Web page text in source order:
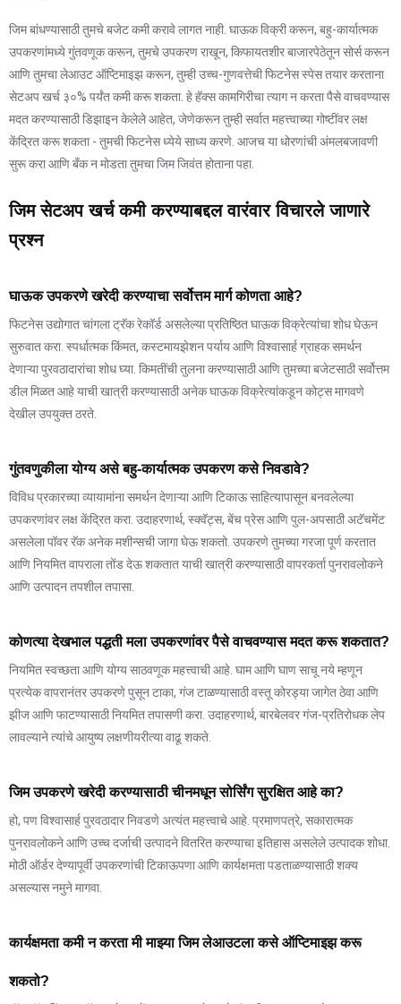
जिम बांधण्यासाठी तुमचे बजेट कमी करावे लागत नाही. घाऊक विक्री करून, बहु-कार्यात्मक
उपकरणांमध्ये गुंतवणूक करून, तुमचे उपकरण राखून, किफायतशीर बाजारपेठेतून सोर्स करून
आणि तुमचा लेआउट ऑप्टिमाइझ करून, तुम्ही उच्च-गुणवत्तेची फिटनेस स्पेस तयार करताना
सेटअप खर्च ३०% पर्यंत कमी करू शकता. हे हॅक्स कामगिरीचा त्याग न करता पैसे वाचवण्यास
मदत करण्यासाठी डिझाइन केलेले आहेत, जेणेकरून तुम्ही सर्वात महत्त्वाच्या गोष्टींवर लक्ष
केंद्रित करू शकता - तुमची फिटनेस ध्येये साध्य करणे. आजच या धोरणांची अंमलबजावणी
सुरू करा आणि बँक न मोडता तुमचा जिम जिवंत होताना पहा.
जिम सेटअप खर्च कमी करण्याबद्दल वारंवार विचारले जाणारे
प्रश्न
घाऊक उपकरणे खरेदी करण्याचा सर्वोत्तम मार्ग कोणता आहे?
फिटनेस उद्योगात चांगला ट्रॅक रेकॉर्ड असलेल्या प्रतिष्ठित घाऊक विक्रेत्यांचा शोध घेऊन
सुरुवात करा. स्पर्धात्मक किंमत, कस्टमायझेशन पर्याय आणि विश्वासार्ह ग्राहक समर्थन
देणाऱ्या पुरवठादारांचा शोध घ्या. किमतींची तुलना करण्यासाठी आणि तुमच्या बजेटसाठी सर्वोत्तम
डील मिळत आहे याची खात्री करण्यासाठी अनेक घाऊक विक्रेत्यांकडून कोट्स मागवणे
देखील उपयुक्त ठरते.
गुंतवणुकीला योग्य असे बहु-कार्यात्मक उपकरण कसे निवडावे?
विविध प्रकारच्या व्यायामांना समर्थन देणाऱ्या आणि टिकाऊ साहित्यापासून बनवलेल्या
उपकरणांवर लक्ष केंद्रित करा. उदाहरणार्थ, स्क्वॅट्स, बेंच प्रेस आणि पुल-अपसाठी अटॅचमेंट
असलेला पॉवर रॅक अनेक मशीन्सची जागा घेऊ शकतो. उपकरणे तुमच्या गरजा पूर्ण करतात
आणि नियमित वापराला तोंड देऊ शकतात याची खात्री करण्यासाठी वापरकर्ता पुनरावलोकने
आणि उत्पादन तपशील तपासा.
कोणत्या देखभाल पद्धती मला उपकरणांवर पैसे वाचवण्यास मदत करू शकतात?
नियमित स्वच्छता आणि योग्य साठवणूक महत्त्वाची आहे. घाम आणि घाण साचू नये म्हणून
प्रत्येक वापरानंतर उपकरणे पुसून टाका, गंज टाळण्यासाठी वस्तू कोरड्या जागेत ठेवा आणि
झीज आणि फाटण्यासाठी नियमित तपासणी करा. उदाहरणार्थ, बारबेलवर गंज-प्रतिरोधक लेप
लावल्याने त्यांचे आयुष्य लक्षणीयरीत्या वाढू शकते.
जिम उपकरणे खरेदी करण्यासाठी चीनमधून सोर्सिंग सुरक्षित आहे का?
हो, पण विश्वासार्ह पुरवठादार निवडणे अत्यंत महत्त्वाचे आहे. प्रमाणपत्रे, सकारात्मक
पुनरावलोकने आणि उच्च दर्जाची उत्पादने वितरित करण्याचा इतिहास असलेले उत्पादक शोधा.
मोठी ऑर्डर देण्यापूर्वी उपकरणांची टिकाऊपणा आणि कार्यक्षमता पडताळण्यासाठी शक्य
असल्यास नमुने मागवा.
कार्यक्षमता कमी न करता मी माझ्या जिम लेआउटला कसे ऑप्टिमाइझ करू
शकतो?